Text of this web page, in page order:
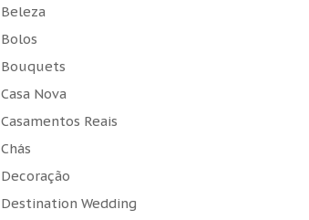
Beleza
Bolos
Bouquets
Casa Nova
Casamentos Reais
Chás
Decoração
Destination Wedding